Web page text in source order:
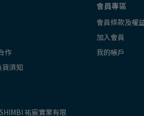
作
須知
祐宸實業有限
會員專區
會員條款及權
加入會員
我的帳戶